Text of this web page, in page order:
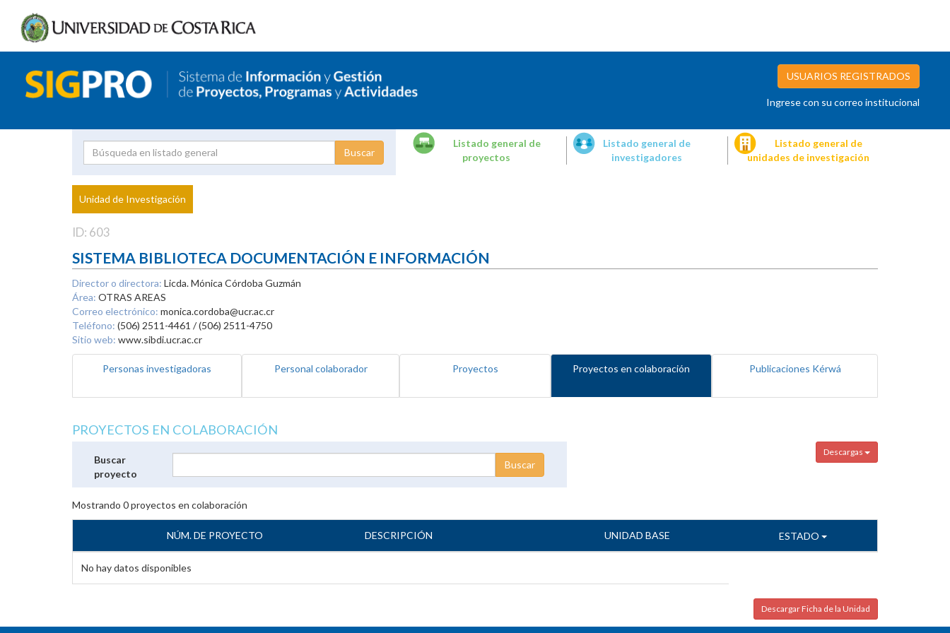
USUARIOS REGISTRADOS
Ingrese con su correo institucional
Proyecto
Investigador
Listado general de
proyectos
Listado general de
investigadores
Listado general de
unidades de investigación
Unidad de Investigación
ID: 603
SISTEMA BIBLIOTECA DOCUMENTACIÓN E INFORMACIÓN
Director o directora: Licda. Mónica Córdoba Guzmán
Área: OTRAS AREAS
Correo electrónico: monica.cordoba@ucr.ac.cr
Teléfono: (506) 2511-4461 / (506) 2511-4750
Sitio web: www.sibdi.ucr.ac.cr
Personas investigadoras Personal colaborador Proyectos Proyectos en colaboración Publicaciones Kérwá
PROYECTOS EN COLABORACIÓN
Descargas
Buscar
proyecto
Mostrando 0proyectos en colaboración
NÚM. DE PROYECTO DESCRIPCIÓN UNIDAD BASE ESTADO
No hay datos disponibles
Descargar Ficha de la Unidad